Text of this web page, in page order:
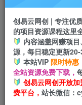
挂机 项目
脚本卡密
首页 创业课程 会员
通过AI写搬运军
收益，无脑复制
创易云网创 | 专注优
的项目资源课程这里
内容涵盖网赚项
源，每日稳定更新
本站VIP 限时特惠
全站资源免费下载，
创易云网创开放
费平台， 站长微信：